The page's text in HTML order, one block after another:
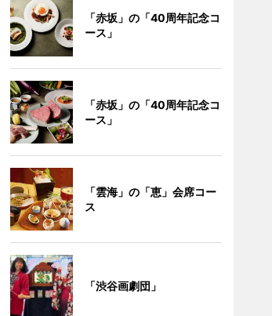
「赤坂」の「40周年記念コ
ース」
「赤坂」の「40周年記念コ
ース」
「雲海」の「恵」会席コー
ス
「渋谷画劇団」